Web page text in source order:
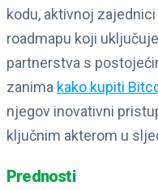
kodu, aktivnoj
roadmapu koji
partnerstva s
zanima kako kupiti
njegov inovativni
ključnim akterom u
Prednosti